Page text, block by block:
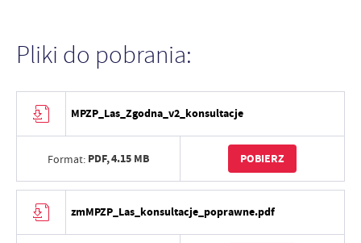
Pliki do pobrania:
MPZP_Las_Zgodna_v2_konsultacje
Format: PDF,4.15 MB POBIERZ
zmMPZP_Las_konsultacje_poprawne.pdf